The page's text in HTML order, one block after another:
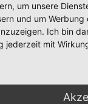
um unsere
und um
Ich bin
jederzeit mit